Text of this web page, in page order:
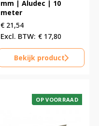
mm | Aludec | 10
meter
€ 21,54
€ 17,80
Bekijk product
OP VOORRAAD